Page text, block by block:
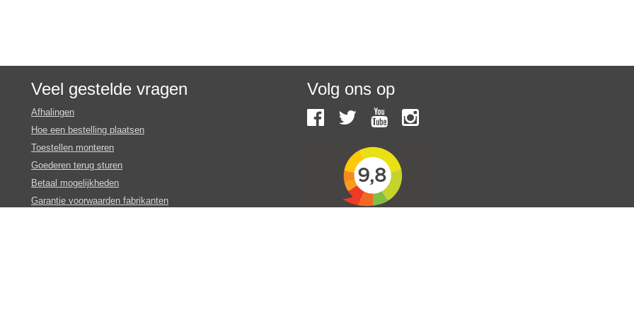
Veel gestelde vragen
Afhalingen
Hoe een bestelling plaatsen
Toestellen monteren
Goederen terug sturen
Betaal mogelijkheden
Garantie voorwaarden fabrikanten
Volg ons op